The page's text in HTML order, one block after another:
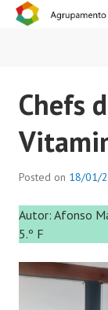
Chefs
Posted on 18/01/
Autor: Afonso
5.º F